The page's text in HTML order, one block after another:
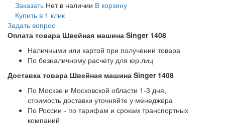
Заказать Нет в наличии В корзину
Купить в 1 клик
Задать вопрос
Оплата товара Швейная машина Singer 1408
Наличными или картой при получении товара
По безналичному расчету для юр.лиц
Доставка товара Швейная машина Singer 1408
По Москве и Московской области 1-3 дня,
стоимость доставки уточняйте у менеджера
По России - по тарифам и срокам транспортных
компаний